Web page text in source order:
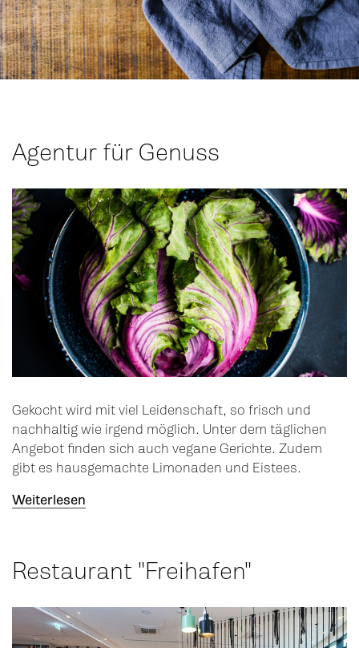
Agentur für Genuss
Gekocht wird mit viel Leidenschaft, so frisch und
nachhaltig wie irgend möglich. Unter dem täglichen
Angebot finden sich auch vegane Gerichte. Zudem
gibt es hausgemachte Limonaden und Eistees.
Weiterlesen
Restaurant "Freihafen"